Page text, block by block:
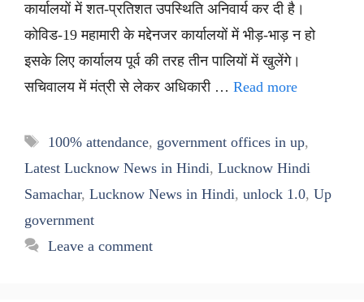
कार्यालयों में शत-प्रतिशत उपस्थिति अनिवार्य कर दी है।
कोविड-19 महामारी के मद्देनजर कार्यालयों में भीड़-भाड़ न हो
इसके लिए कार्यालय पूर्व की तरह तीन पालियों में खुलेंगे।
सचिवालय में मंत्री से लेकर अधिकारी … Read more
Tags
100% attendance, government offices in up,
Latest Lucknow News in Hindi, Lucknow Hindi
Samachar, Lucknow News in Hindi, unlock 1.0, Up
government
Leave a comment